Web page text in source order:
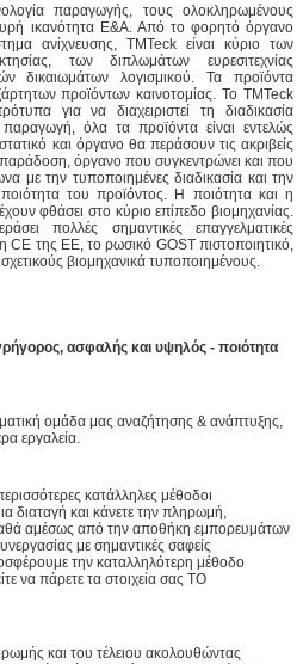
παραγωγής, τους ολοκληρωμένους
ικανότητα Ε&Α. Από το φορητό όργανο
ανίχνευσης, TMTeck είναι κύριο των
των διπλωμάτων ευρεσιτεχνίας
δικαιωμάτων λογισμικού. Τα προϊόντα
προϊόντων καινοτομίας. Το TMTeck
για να διαχειριστεί τη διαδικασία
όλα τα προϊόντα είναι εντελώς
και όργανο θα περάσουν τις ακριβείς
παράδοση, όργανο που συγκεντρώνει και που
με την τυποποιημένες διαδικασία και την
του προϊόντος. Η ποιότητα και η
φθάσει στο κύριο επίπεδο βιομηχανίας.
πολλές σημαντικές επαγγελματικές
CE της ΕΕ, το ρωσικό GOST πιστοποιητικό,
βιομηχανικά τυποποιημένους.
ασφαλής και υψηλός - ποιότητα
ομάδα μας αναζήτησης & ανάπτυξης,
εργαλεία.
κατάλληλες μέθοδοι
διαταγή και κάνετε την πληρωμή,
αμέσως από την αποθήκη εμπορευμάτων
με σημαντικές σαφείς
την καταλληλότερη μέθοδο
να πάρετε τα στοιχεία σας ΤΟ
και του τέλειου ακολουθώντας